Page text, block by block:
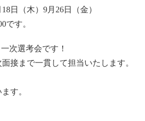
日（木）9月26日（金）
です。
次選考会です！
接まで一貫して担当いたします。
す。